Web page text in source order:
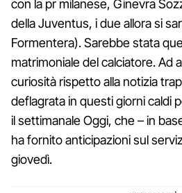
con la pr milanese, Ginevra
della Juventus, i due allora si
Formentera). Sarebbe stata
matrimoniale del calciatore. Ad
curiosità rispetto alla notizia
deflagrata in questi giorni caldi
il settimanale Oggi, che – in
ha fornito anticipazioni sul
giovedì.